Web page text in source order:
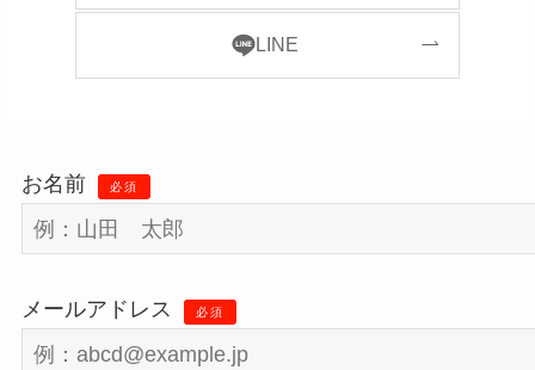
LINE
お名前 必須
メールアドレス 必須